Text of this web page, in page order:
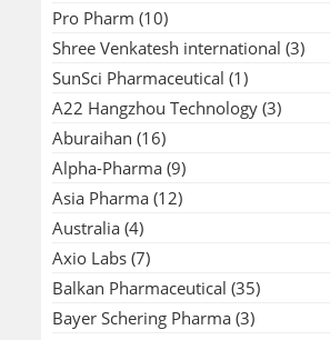
Pro Pharm (10)
Shree Venkatesh international (3)
SunSci Pharmaceutical (1)
A22 Hangzhou Technology (3)
Aburaihan (16)
Alpha-Pharma (9)
Asia Pharma (12)
Australia (4)
Axio Labs (7)
Balkan Pharmaceutical (35)
Bayer Schering Pharma (3)